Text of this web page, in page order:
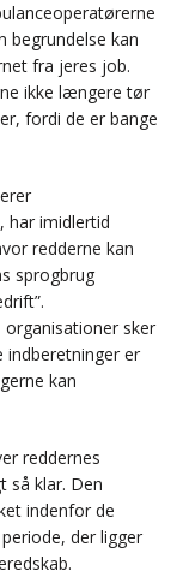
begrundelse kan
fra jeres job.
ikke længere tør
fordi de er bange
har imidlertid
redderne kan
sprogbrug
sker
indberetninger er
kan
reddernes
så klar. Den
indenfor de
der ligger